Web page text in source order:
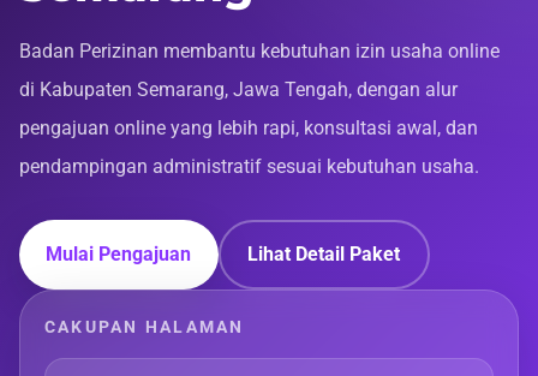
Badan Perizinan membantu kebutuhan izin usaha online
di Kabupaten Semarang, Jawa Tengah, dengan alur
pengajuan online yang lebih rapi, konsultasi awal, dan
pendampingan administratif sesuai kebutuhan usaha.
Mulai Pengajuan Lihat Detail Paket
CAKUPAN HALAMAN